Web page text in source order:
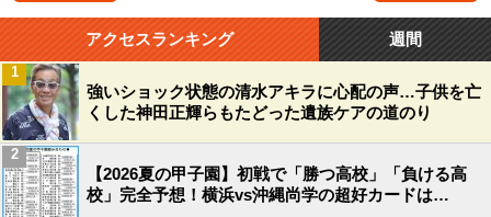
アクセスランキング 週間
強いショック状態の清水アキラに心配の声…子供を亡
くした神田正輝らもたどった遺族ケアの道のり
1
【2026夏の甲子園】初戦で「勝つ高校」「負ける高
校」完全予想！横浜vs沖縄尚学の超好カードは…
2